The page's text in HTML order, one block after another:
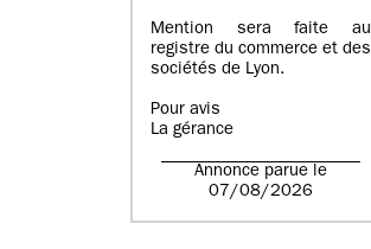
Mention sera faite au
registre du commerce et des
sociétés de Lyon.
Pour avis
La gérance
Annonce parue le
07/08/2026